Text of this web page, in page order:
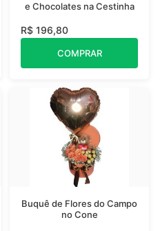
e Chocolates na Cestinha
R$ 196,80
COMPRAR
Buquê de Flores do Campo
no Cone